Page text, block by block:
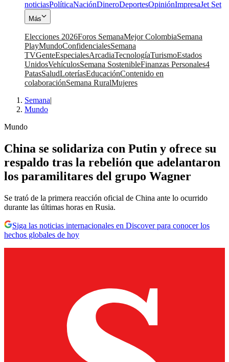
noticiasPolíticaNaciónDineroDeportesOpiniónImpresaJet Set
Más
Elecciones 2026Foros SemanaMejor ColombiaSemana
PlayMundoConfidencialesSemana
TVGenteEspecialesArcadiaTecnologíaTurismoEstados
UnidosVehículosSemana SostenibleFinanzas Personales4
PatasSaludLoteríasEducaciónContenido en
colaboraciónSemana RuralMujeres
Semana|
Mundo
Mundo
China se solidariza con Putin y ofrece su
respaldo tras la rebelión que adelantaron
los paramilitares del grupo Wagner
Se trató de la primera reacción oficial de China ante lo ocurrido
durante las últimas horas en Rusia.
Siga las noticias internacionales en Discover para conocer los
hechos globales de hoy